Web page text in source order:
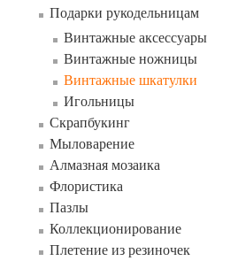
Подарки рукодельницам
Винтажные аксессуары
Винтажные ножницы
Винтажные шкатулки
Игольницы
Скрапбукинг
Мыловарение
Алмазная мозаика
Флористика
Пазлы
Коллекционирование
Плетение из резиночек